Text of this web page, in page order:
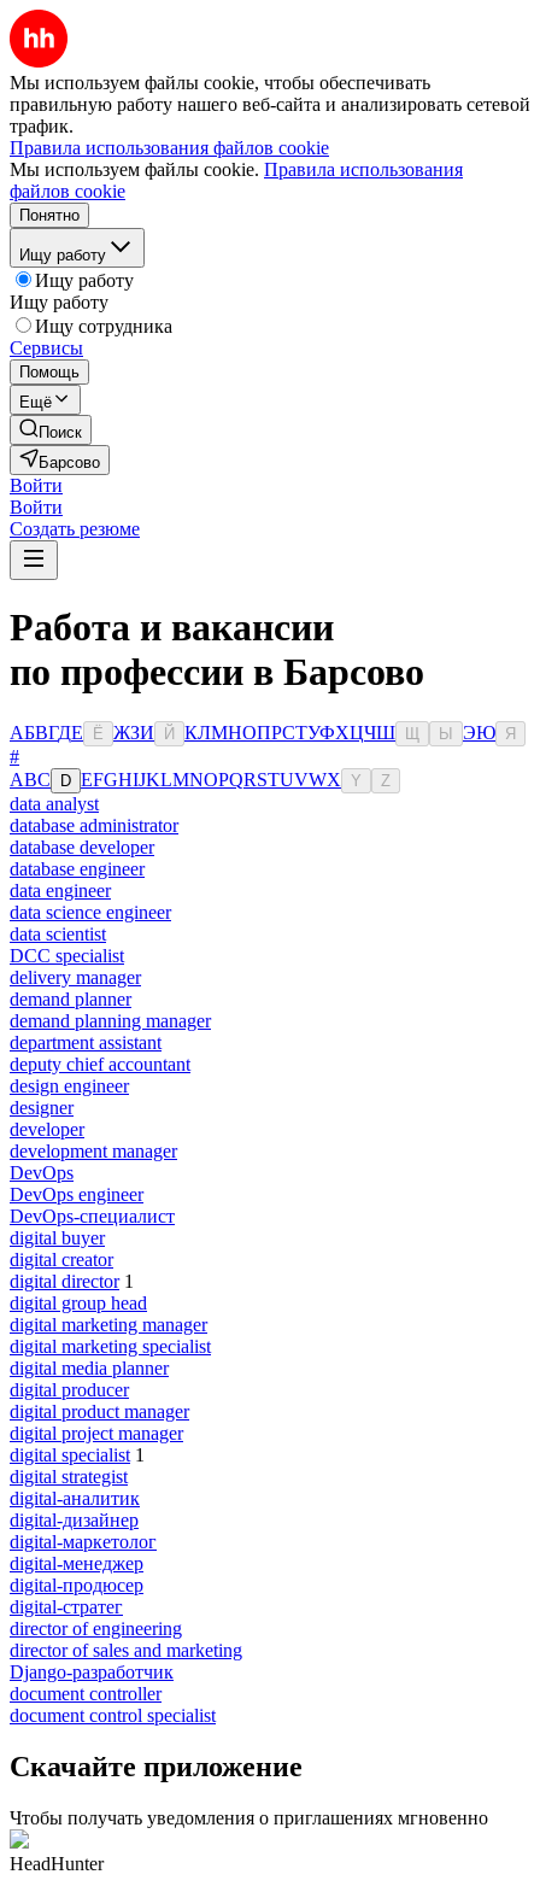
Мы используем файлы cookie, чтобы обеспечивать
правильную работу нашего веб-сайта и анализировать сетевой
трафик.
Правила использования файлов cookie
Мы используем файлы cookie. Правила использования
файлов cookie
Понятно
Ищу работу
Ищу работу
Ищу работу
Ищу сотрудника
Сервисы
Помощь
Ещё
Поиск
Барсово
Войти
Войти
Создать резюме
Работа и вакансии
по профессии в Барсово
АБВГДЕ Ё ЖЗИ Й КЛМНОПРСТУФХЦЧШ Ы ЭЮ Я
#
ABC D EFGHIJKLMNOPQRSTUVWX Y Z
data analyst
database administrator
database developer
database engineer
data engineer
data science engineer
data scientist
DCC specialist
delivery manager
demand planner
demand planning manager
department assistant
deputy chief accountant
design engineer
designer
developer
development manager
DevOps
DevOps engineer
DevOps-специалист
digital buyer
digital creator
digital director 1
digital group head
digital marketing manager
digital marketing specialist
digital media planner
digital producer
digital product manager
digital project manager
digital specialist 1
digital strategist
digital-аналитик
digital-дизайнер
digital-маркетолог
digital-менеджер
digital-продюсер
digital-стратег
director of engineering
director of sales and marketing
Django-разработчик
document controller
document control specialist
Скачайте приложение
Чтобы получать уведомления о приглашениях мгновенно
HeadHunter